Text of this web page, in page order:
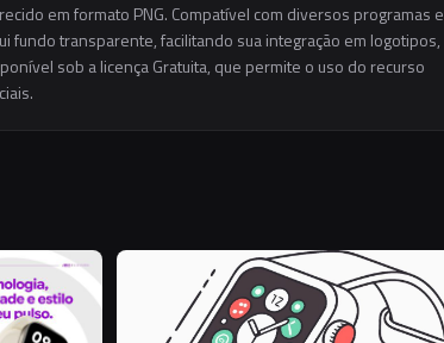
em formato PNG. Compatível com diversos programas e
fundo transparente, facilitando sua integração em logotipos,
sob a licença Gratuita, que permite o uso do recurso